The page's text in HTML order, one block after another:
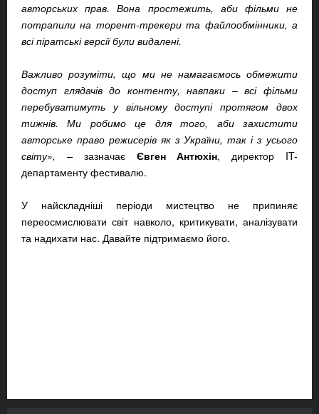
авторських прав. Вона простежить, аби фільми не
потрапили на торент-трекери та файлообмінники, а
всі піратські версії були видалені.
Важливо розуміти, що ми не намагаємось обмежити
доступ глядачів до контенту, навпаки – всі фільми
перебуватимуть у вільному доступі протягом двох
тижнів. Ми робимо це для того, аби захистити
авторське право режисерів як з України, так і з усього
світу», – зазначає Євген Антюхін, директор IT-
департаменту фестивалю.
У найскладніші періоди мистецтво не припиняє
переосмислювати світ навколо, критикувати, аналізувати
та надихати нас. Давайте підтримаємо його.